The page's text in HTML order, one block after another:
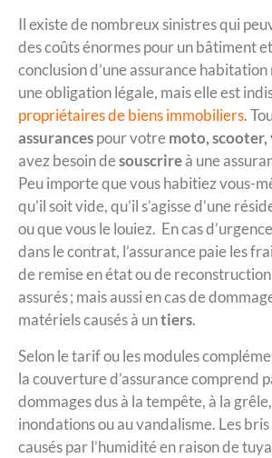
Il existe de nombreux sinistres qui
des coûts énormes pour un bâtiment
conclusion d’une assurance habitation
une obligation légale, mais elle est
propriétaires de biens immobiliers.
assurancespour votremoto,
avez besoin desouscrireà une
Peu importe que vous habitiez vous-
qu’il soit vide, qu’il s’agisse d’une
ou que vous le louiez. En cas
dans le contrat, l’assurance paie les
de remise en état ou de
assurés ; mais aussi en cas de
matériels causés à untiers.
Selon le tarif ou les modules
la couverture d’assurance comprend
dommages dus à la tempête, à la
inondations ou au vandalisme. Les
causés par l’humidité en raison de